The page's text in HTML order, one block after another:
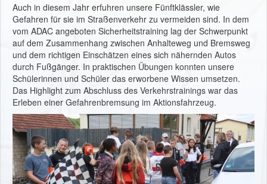
Auch in diesem Jahr erfuhren unsere Fünftklässler, wie
Gefahren für sie im Straßenverkehr zu vermeiden sind. In dem
vom ADAC angeboten Sicherheitstraining lag der Schwerpunkt
auf dem Zusammenhang zwischen Anhalteweg und Bremsweg
und dem richtigen Einschätzen eines sich nähernden Autos
durch Fußgänger. In praktischen Übungen konnten unsere
Schülerinnen und Schüler das erworbene Wissen umsetzen.
Das Highlight zum Abschluss des Verkehrstrainings war das
Erleben einer Gefahrenbremsung im Aktionsfahrzeug.